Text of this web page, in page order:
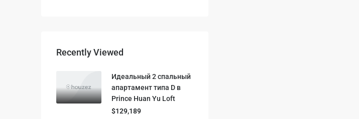
Recently Viewed
Идеальный 2 спальный
апартамент типа D в
Prince Huan Yu Loft
$129,189